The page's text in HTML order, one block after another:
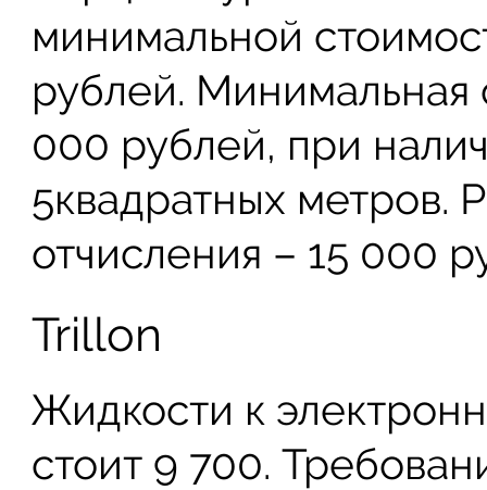
минимальной
рублей. Минимальная
000 рублей, при
5квадратных метров.
отчисления – 15 000
Trillon
Жидкости к
стоит 9 700.